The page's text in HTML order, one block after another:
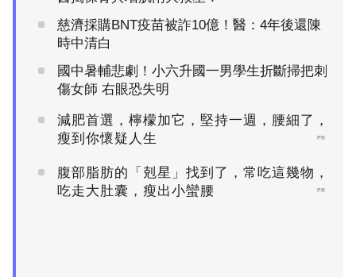
慈濟採購BNT疫苗被詐10億！醫：4年後還陳
時中清白
國中暑輔悲劇！小六升國一男學生折斷掃把刺
傷女師 右眼恐失明
減肥首選，檸檬加它，堅持一週，腰細了，
瘦到你懷疑人生
PR
腹部脂肪的「剋星」找到了，常吃這幾物，
吃走大肚囊，瘦出小蠻腰
PR